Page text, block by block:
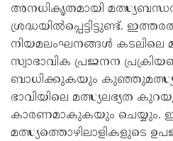
അനധികൃതമായി
ശ്രദ്ധയിൽപ്പെട്ടിട്ടുണ്ട്.
നിയമലംഘനങ്ങൾ കടലിലെ
സ്വാഭാവിക പ്രജനന
ബാധിക്കുകയും
ഭാവിയിലെ മത്സ്യലഭ്യത
കാരണമാകുകയും ചെയ്യും.
മത്സ്യത്തൊഴിലാളികളുടെ